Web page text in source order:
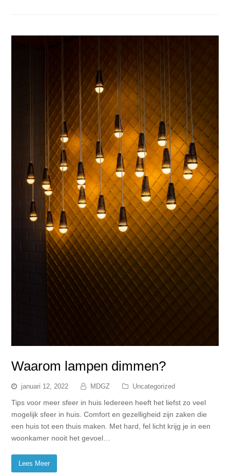
Waarom lampen dimmen?
januari 12, 2022 MDGZ Uncategorized
Tips voor meer sfeer in huis Iedereen heeft het liefst zo veel
mogelijk sfeer in huis. Comfort en gezelligheid zijn zaken die
een huis tot een thuis maken. Met hard, fel licht krijg je in een
woonkamer nooit het gevoel…
Lees Meer